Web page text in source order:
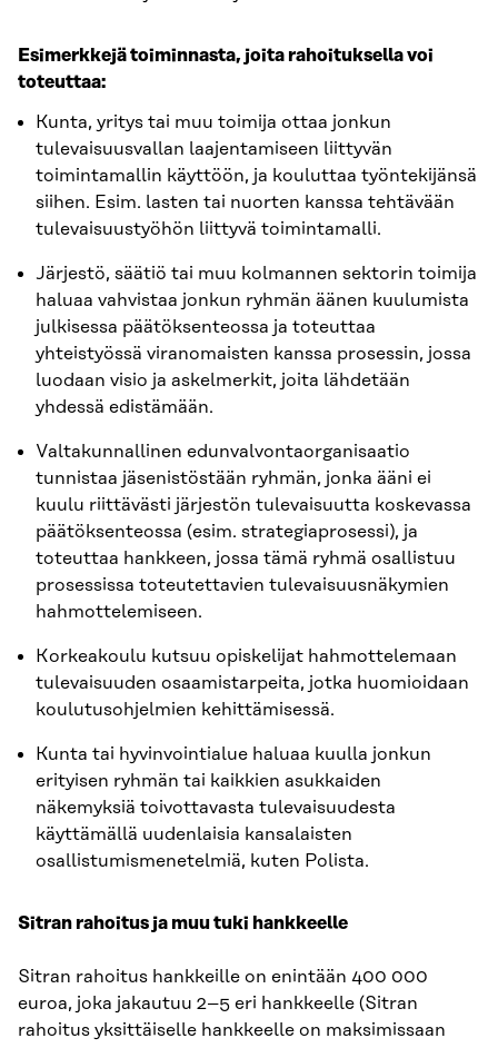
Esimerkkejä toiminnasta, joita rahoituksella voi
toteuttaa:
Kunta, yritys tai muu toimija ottaa jonkun
tulevaisuusvallan laajentamiseen liittyvän
toimintamallin käyttöön, ja kouluttaa työntekijänsä
siihen. Esim. lasten tai nuorten kanssa tehtävään
tulevaisuustyöhön liittyvä toimintamalli.
Järjestö, säätiö tai muu kolmannen sektorin toimija
haluaa vahvistaa jonkun ryhmän äänen kuulumista
julkisessa päätöksenteossa ja toteuttaa
yhteistyössä viranomaisten kanssa prosessin, jossa
luodaan visio ja askelmerkit, joita lähdetään
yhdessä edistämään.
Valtakunnallinen edunvalvontaorganisaatio
tunnistaa jäsenistöstään ryhmän, jonka ääni ei
kuulu riittävästi järjestön tulevaisuutta koskevassa
päätöksenteossa (esim. strategiaprosessi), ja
toteuttaa hankkeen, jossa tämä ryhmä osallistuu
prosessissa toteutettavien tulevaisuusnäkymien
hahmottelemiseen.
Korkeakoulu kutsuu opiskelijat hahmottelemaan
tulevaisuuden osaamistarpeita, jotka huomioidaan
koulutusohjelmien kehittämisessä.
Kunta tai hyvinvointialue haluaa kuulla jonkun
erityisen ryhmän tai kaikkien asukkaiden
näkemyksiä toivottavasta tulevaisuudesta
käyttämällä uudenlaisia kansalaisten
osallistumismenetelmiä, kuten Polista.
Sitran rahoitus ja muu tuki hankkeelle
Sitran rahoitus hankkeille on enintään 400 000
euroa, joka jakautuu 2–5 eri hankkeelle (Sitran
rahoitus yksittäiselle hankkeelle on maksimissaan